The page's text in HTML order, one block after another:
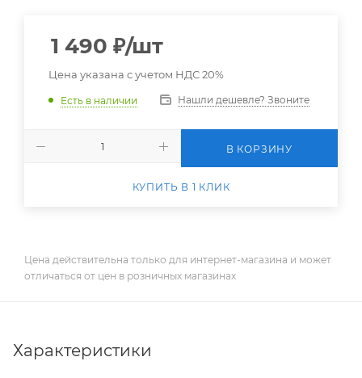
1 490 ₽/шт
Цена указана с учетом НДС 20%
Есть в наличии Нашли дешевле? Звоните
В КОРЗИНУ
КУПИТЬ В 1 КЛИК
Цена действительна только для интернет-магазина и может
отличаться от цен в розничных магазинах
Характеристики